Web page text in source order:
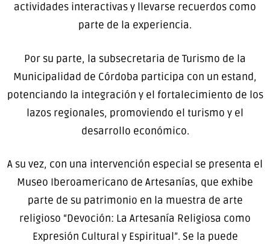
actividades interactivas y llevarse recuerdos como
parte de la experiencia.
Por su parte, la subsecretaria de Turismo de la
Municipalidad de Córdoba participa con un estand,
potenciando la integración y el fortalecimiento de los
lazos regionales, promoviendo el turismo y el
desarrollo económico.
A su vez, con una intervención especial se presenta el
Museo Iberoamericano de Artesanías, que exhibe
parte de su patrimonio en la muestra de arte
religioso “Devoción: La Artesanía Religiosa como
Expresión Cultural y Espiritual”. Se la puede